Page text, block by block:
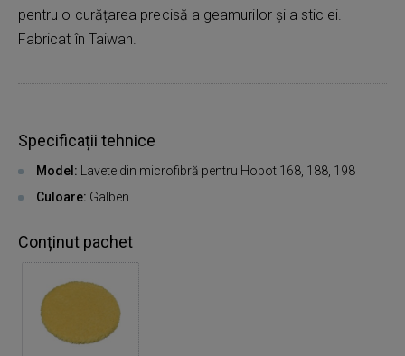
pentru o curățarea precisă a geamurilor și a sticlei.
Fabricat în Taiwan.
Specificații tehnice
Model: Lavete din microfibră pentru Hobot 168, 188, 198
Culoare: Galben
Conținut pachet